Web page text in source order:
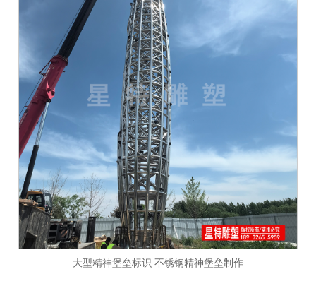
大型精神堡垒标识 不锈钢精神堡垒制作